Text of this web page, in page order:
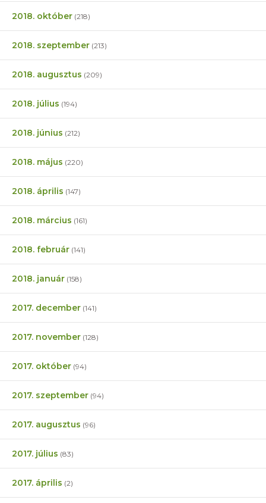
2018. október (218)
2018. szeptember (213)
2018. augusztus (209)
2018. július (194)
2018. június (212)
2018. május (220)
2018. április (147)
2018. március (161)
2018. február (141)
2018. január (158)
2017. december (141)
2017. november (128)
2017. október (94)
2017. szeptember (94)
2017. augusztus (96)
2017. július (83)
2017. április (2)